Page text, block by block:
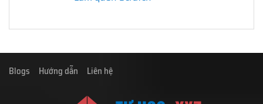
Blogs Hướng dẫn Liên hệ